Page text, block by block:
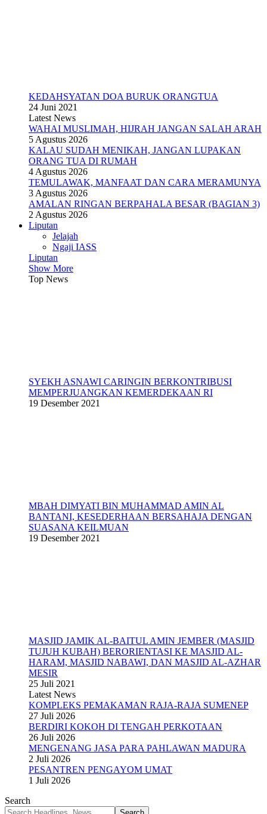
KEDAHSYATAN DOA BURUK ORANGTUA
24 Juni 2021
Latest News
WAHAI MUSLIMAH, HIJRAH JANGAN SALAH ARAH
5 Agustus 2026
KALAU SUDAH MENIKAH, JANGAN LUPAKAN
ORANG TUA DI RUMAH
4 Agustus 2026
TEMULAWAK, MANFAAT DAN CARA MERAMUNYA
3 Agustus 2026
AMALAN RINGAN BERPAHALA BESAR (BAGIAN 3)
2 Agustus 2026
Liputan
Jelajah
Ngaji IASS
Liputan
Show More
Top News
SYEKH ASNAWI CARINGIN BERKONTRIBUSI
MEMPERJUANGKAN KEMERDEKAAN RI
19 Desember 2021
MBAH DIMYATI BIN MUHAMMAD AMIN AL
BANTANI, KESEDERHAAN BERSAHAJA DENGAN
SUASANA KEILMUAN
19 Desember 2021
MASJID JAMIK AL-BAITUL AMIN JEMBER (MASJID
TUJUH KUBAH) BERORIENTASI KE MASJID AL-
HARAM, MASJID NABAWI, DAN MASJID AL-AZHAR
MESIR
25 Juli 2021
Latest News
KOMPLEKS PEMAKAMAN RAJA-RAJA SUMENEP
27 Juli 2026
BERDIRI KOKOH DI TENGAH PERKOTAAN
26 Juli 2026
MENGENANG JASA PARA PAHLAWAN MADURA
2 Juli 2026
PESANTREN PENGAYOM UMAT
1 Juli 2026
Search